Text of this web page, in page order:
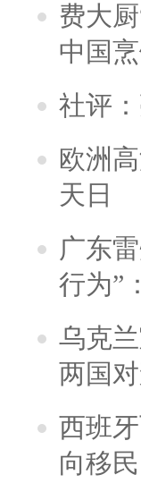
费大
中国
社评
欧洲
天日
广东
行为”
乌克
两国
西班
向移